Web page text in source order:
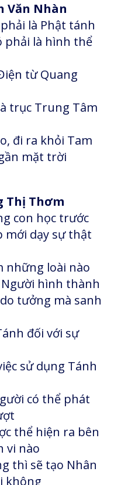
Văn Nhàn
là Phật tánh
phải là hình thể
từ Quang
trục Trung Tâm
đi ra khỏi Tam
mặt trời
Thị Thơm
con học trước
mới dạy sự thật
những loài nào
hình thành
tưởng mà sanh
đối với sự
sử dụng Tánh
có thể phát
thể hiện ra bên
vi nào
thì sẽ tạo Nhân
không